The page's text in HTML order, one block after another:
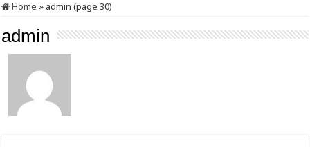
Home » admin (page 30)
admin